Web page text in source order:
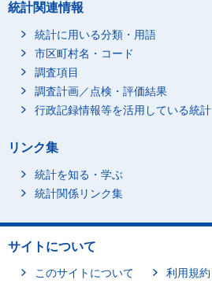
統計関連情報
統計に用いる分類・用語
市区町村名・コード
調査項目
調査計画／点検・評価結果
行政記録情報等を活用している統計
リンク集
統計を知る・学ぶ
統計関係リンク集
サイトについて
このサイトについて 利用規約